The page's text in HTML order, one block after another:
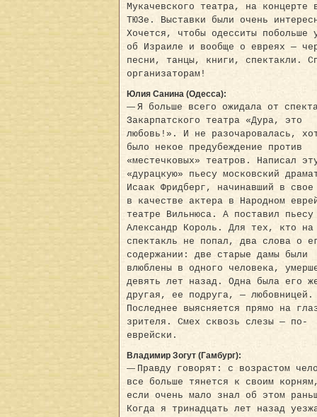
Мукачевского театра, на концерте
ТЮЗе. Выставки были очень
Хочется, чтобы одесситы побольше
об Израиле и вообще о евреях —
песни, танцы, книги, спектакли.
организаторам!
Юлия Санина (Одесса):
— Я больше всего ожидала от
Закарпатского театра «Дура, это
любовь!». И не разочаровалась,
было некое предубеждение против
«местечковых» театров. Написал
«дурацкую» пьесу московский
Исаак Фридберг, начинавший в свое
в качестве актера в Народном
театре Вильнюса. А поставил пьесу
Александр Король. Для тех, кто на
спектакль не попал, два слова о
содержании: две старые дамы были
влюблены в одного человека,
девять лет назад. Одна была его
другая, ее подруга, — любовницей.
Последнее выясняется прямо на
зрителя. Смех сквозь слезы — по-
еврейски.
Владимир Зогут (Гамбург):
— Правду говорят: с возрастом
все больше тянется к своим
если очень мало знал об этом
Когда я тринадцать лет назад